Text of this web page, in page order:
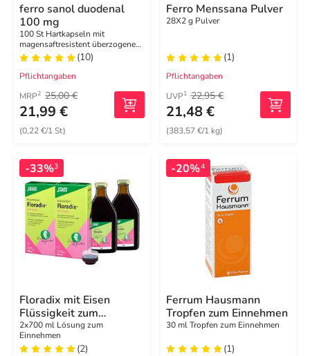
ferro sanol duodenal
100 mg
100 St Hartkapseln mit
magensaftresistent überzogenen
Pellets
(10)
Pflichtangaben
MRP2 25,00 €
21,99 €
(0,22 €/1 St)
Ferro Menssana Pulver
28X2 g Pulver
(1)
Pflichtangaben
UVP1 22,95 €
21,48 €
(383,57 €/1 kg)
-33%3
Floradix mit Eisen
Flüssigkeit zum
Einnehmen
2x700 ml Lösung zum
Einnehmen
(2)
-20%4
Ferrum Hausmann
Tropfen zum Einnehmen
30 ml Tropfen zum Einnehmen
(1)